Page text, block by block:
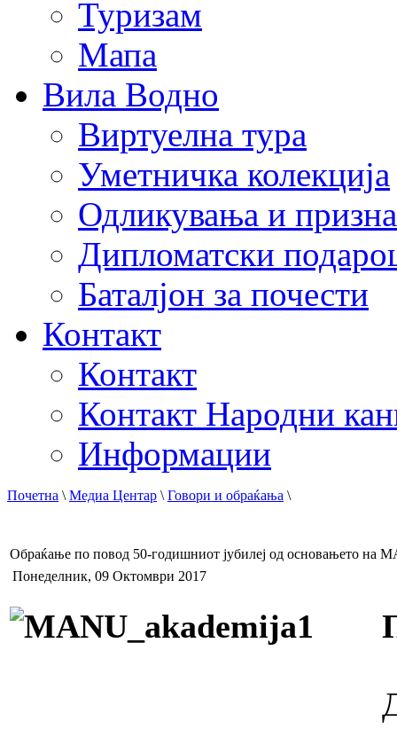
Туризам
Мапа
Вила Водно
Виртуелна тура
Уметничка колекција
Одликувања и
Дипломатски
Баталјон за почести
Контакт
Контакт
Контакт Народни
Информации
Почетна \Медиа Центар \Говори и обраќања \
Обраќање по повод 50-годишниот јубилеј од основањето на
Понеделник, 09 Октомври 2017